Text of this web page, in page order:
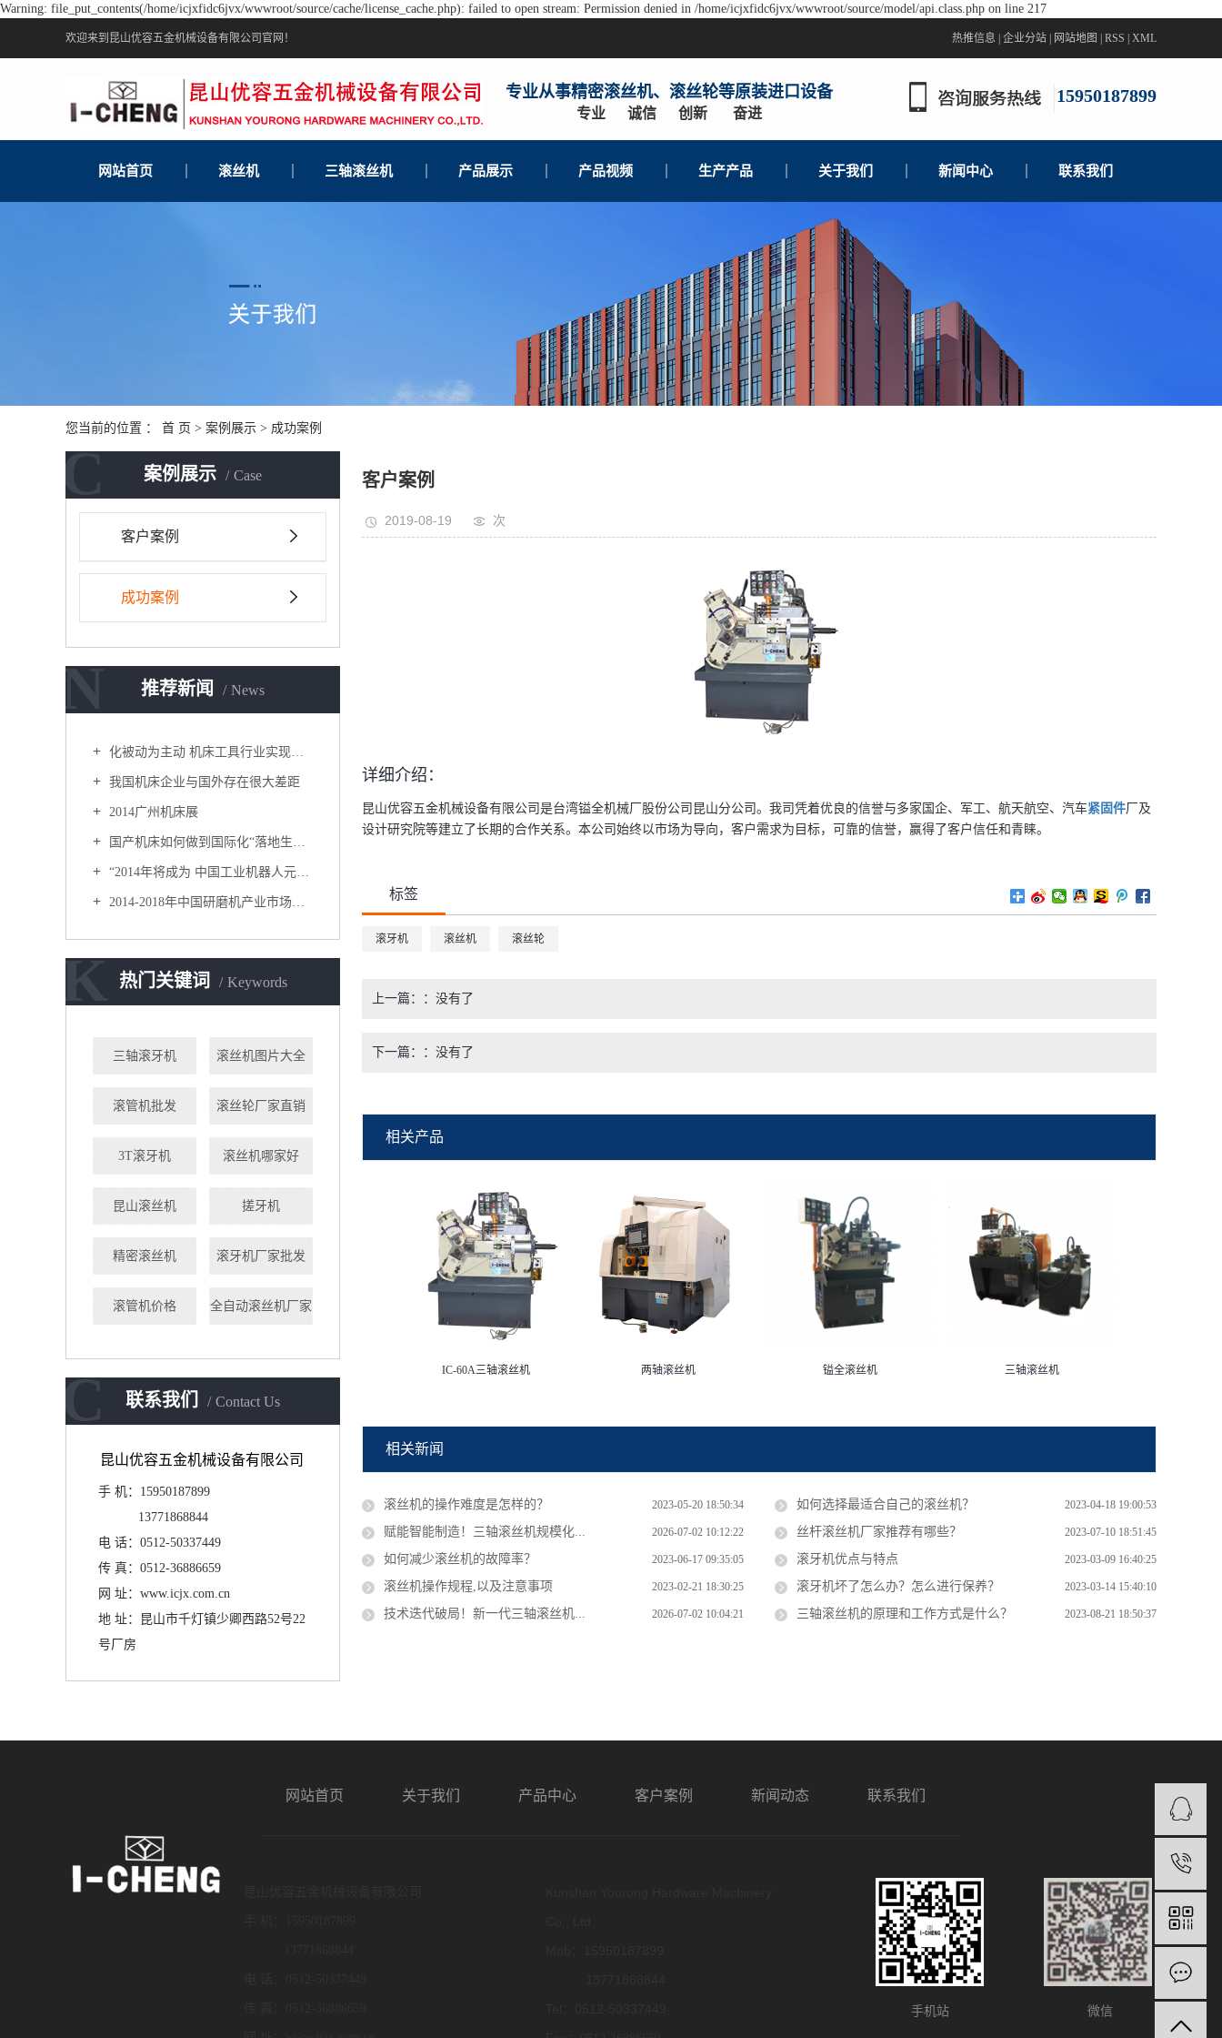
Warning: file_put_contents(/home/icjxfidc6jvx/wwwroot/source/cache/license_cache.php): failed to open stream: Permission denied in /home/icjxfidc6jvx/wwwroot/source/model/api.class.php on line 217
欢迎来到昆山优容五金机械设备有限公司官网！ 热推信息 企业分站 网站地图 RSS XML
专业从事精密滚丝机、滚丝轮等原装进口设备
专业 诚信 创新 奋进
15950187899
网站首页 滚丝机 三轴滚丝机 产品展示 产品视频 生产产品 关于我们 新闻中心 联系我们
您当前的位置 ： 首 页 > 案例展示 > 成功案例
案例展示 Case
C
客户案例
成功案例
推荐新闻 News
N
化被动为主动 机床工具行业实现新突破
我国机床企业与国外存在很大差距
2014广州机床展
国产机床如何做到国际化“落地生根”？
“2014年将成为 中国工业机器人元年”
2014-2018年中国研磨机产业市场供需分析及投资潜力研究咨询报告
热门关键词 Keywords
K
三轴滚牙机 滚丝机图片大全
滚管机批发 滚丝轮厂家直销
3T滚牙机 滚丝机哪家好
昆山滚丝机 搓牙机
精密滚丝机 滚牙机厂家批发
滚管机价格 全自动滚丝机厂家
联系我们 Contact Us
C
昆山优容五金机械设备有限公司
手 机：15950187899
13771868844
电 话：0512-50337449
传 真： 0512-36886659
网 址：www.icjx.com.cn
地 址：昆山市千灯镇少卿西路52号22
号厂房
客户案例
2019-08-19 次
详细介绍：
昆山优容五金机械设备有限公司是台湾镒全机械厂股份公司昆山分公司。我司凭着优良的信誉与多家国企、军工、航天航空、汽车紧固件厂及
设计研究院等建立了长期的合作关系。本公司始终以市场为导向，客户需求为目标，可靠的信誉，赢得了客户信任和青睐。
标签
滚牙机 滚丝机 滚丝轮
上一篇： 没有了
下一篇： 没有了
相关产品
IC-60A三轴滚丝机 两轴滚丝机 镒全滚丝机 三轴滚丝机
相关新闻
滚丝机的操作难度是怎样的？ 2023-05-20 18:50:34 如何选择最适合自己的滚丝机？ 2023-04-18 19:00:53
赋能智能制造！三轴滚丝机规模化... 2026-07-02 10:12:22 丝杆滚丝机厂家推荐有哪些？ 2023-07-10 18:51:45
如何减少滚丝机的故障率？ 2023-06-17 09:35:05 滚牙机优点与特点 2023-03-09 16:40:25
滚丝机操作规程,以及注意事项 2023-02-21 18:30:25 滚牙机坏了怎么办？怎么进行保养？ 2023-03-14 15:40:10
技术迭代破局！新一代三轴滚丝机... 2026-07-02 10:04:21 三轴滚丝机的原理和工作方式是什么？ 2023-08-21 18:50:37
网站首页 关于我们 产品中心 客户案例 新闻动态 联系我们
手机站 微信